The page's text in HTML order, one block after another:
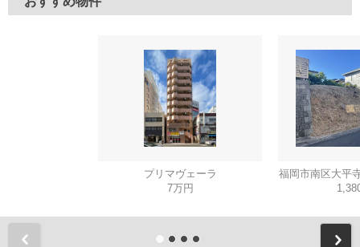
プリマヴェーラ
7万円
福岡市南区大平